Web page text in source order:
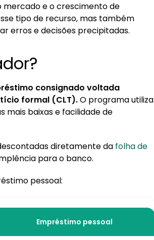
mercado e o crescimento de
tipo de recurso, mas também
erros e decisões precipitadas.
consignado voltada
formal (CLT).O programa utiliza
mais baixas e facilidade de
diretamente da folha de
para o banco.
pessoal:
Empréstimo pessoal